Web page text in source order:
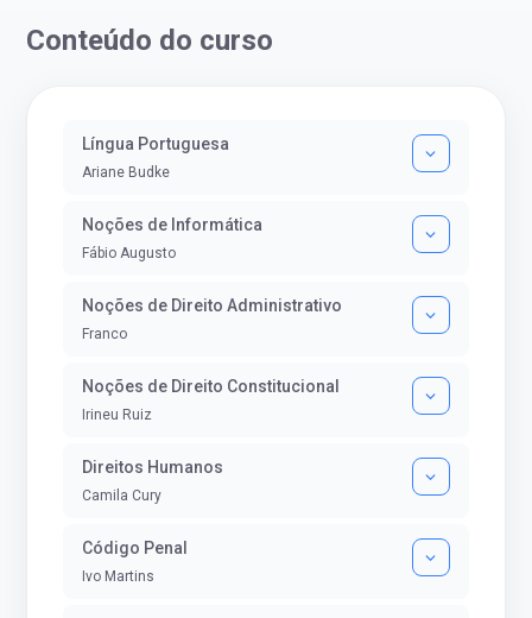
Conteúdo do curso
Língua Portuguesa
Ariane Budke
Noções de Informática
Fábio Augusto
Noções de Direito Administrativo
Franco
Noções de Direito Constitucional
Irineu Ruiz
Direitos Humanos
Camila Cury
Código Penal
Ivo Martins